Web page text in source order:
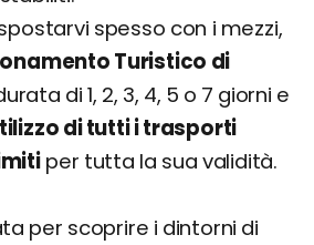
spesso con i mezzi,
Turistico di
di 1, 2, 3, 4, 5 o 7 giorni e
di tutti i trasporti
per tutta la sua validità.
per scoprire i dintorni di